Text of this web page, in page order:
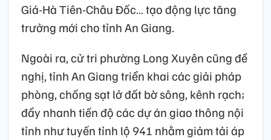
Giá-Hà Tiên-Châu Đốc… tạo động lực tăng
trưởng mới cho tỉnh An Giang.
Ngoài ra, cử tri phường Long Xuyên cũng đề
nghị, tỉnh An Giang triển khai các giải pháp
phòng, chống sạt lở đất bờ sông, kênh rạch;
đẩy nhanh tiến độ các dự án giao thông nội
tỉnh như tuyến tỉnh lộ 941 nhằm giảm tải áp